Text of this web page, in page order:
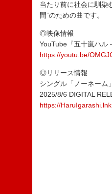
当たり前に社会に馴染
間”のための曲です。
◎映像情報
YouTube『五十嵐ハル
https://youtu.be/
◎リリース情報
シングル「ノーネーム」
2025/8/6 DIGITAL
https://